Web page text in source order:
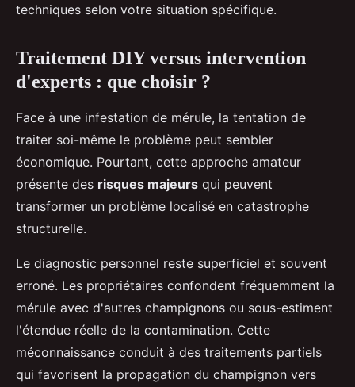
techniques selon votre situation spécifique.
Traitement DIY versus intervention
d'experts : que choisir ?
Face à une infestation de mérule, la tentation de
traiter soi-même le problème peut sembler
économique. Pourtant, cette approche amateur
présente des risques majeurs qui peuvent
transformer un problème localisé en catastrophe
structurelle.
Le diagnostic personnel reste superficiel et souvent
erroné. Les propriétaires confondent fréquemment la
mérule avec d'autres champignons ou sous-estiment
l'étendue réelle de la contamination. Cette
méconnaissance conduit à des traitements partiels
qui favorisent la propagation du champignon vers